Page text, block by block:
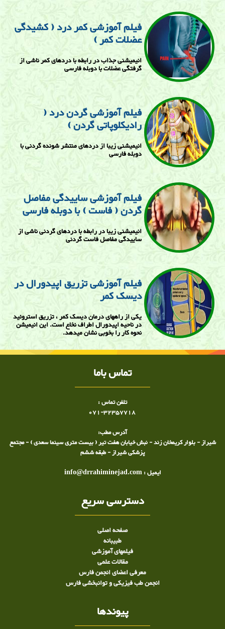
فیلم آموزشی کمر درد ( کشیدگی
عضلات کمر )
انیمیشنی جذاب در رابطه با دردهای کمر ناشی از
گرفتگی عضلات با دوبله فارسی
فیلم آموزشی گردن درد (
رادیکلوپاتی گردن )
انیمیشنی زیبا از دردهای منتشر شونده گردنی با
دوبله فارسی
فیلم آموزشی ساییدگی مفاصل
گردن ( فاست ) با دوبله فارسی
انیمیشنی زیبا در رابطه با دردهای گردنی ناشی از
ساییدگی مفاصل فاست گردنی
فیلم آموزشی تزریق اپیدورال در
دیسک کمر
یکی از راههای درمان دیسک کمر ، تزریق استروئید
در ناحیه اپیدورال اطراف نخاع است. این انیمیشن
نحوه کار را بخوبی نشان میدهد.
تماس باما
تلفن تماس :
071-32357718
آدرس مطب:
شیراز - بلوار کریمخان زند - نبش خیابان هفت تیر ( بیست متری سینما سعدی ) - مجتمع
پزشکی شیراز - طبقه ششم
ایمیل : info@drrahiminejad.com
دسترسی سریع
صفحه اصلی
طبيبانه
فیلمهای آموزشی
مقالات علمی
معرفی اعضای انجمن فارس
انجمن طب فیزیکی و توانبخشی فارس
پیوندها